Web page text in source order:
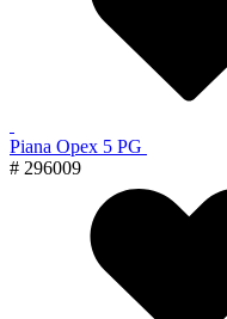
Piana Орех 5 PG
# 296009